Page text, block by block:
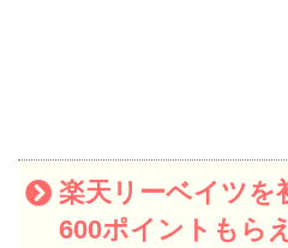
楽天リーベイツを
600ポイントもら